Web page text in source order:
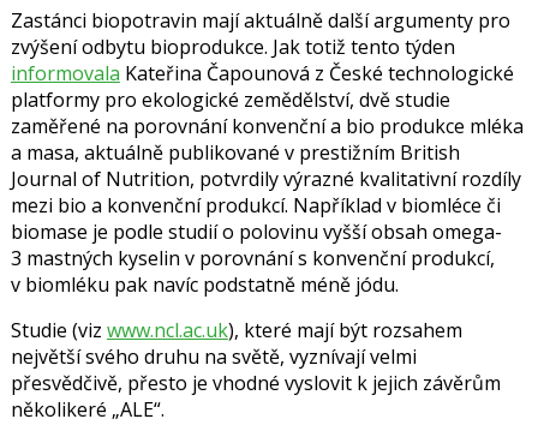
Zastánci biopotravin mají aktuálně další argumenty pro
zvýšení odbytu bioprodukce. Jak totiž tento týden
informovala Kateřina Čapounová z České technologické
platformy pro ekologické zemědělství, dvě studie
zaměřené na porovnání konvenční a bio produkce mléka
a masa, aktuálně publikované v prestižním British
Journal of Nutrition, potvrdily výrazné kvalitativní rozdíly
mezi bio a konvenční produkcí. Například v biomléce či
biomase je podle studií o polovinu vyšší obsah omega-
3 mastných kyselin v porovnání s konvenční produkcí,
v biomléku pak navíc podstatně méně jódu.
Studie (viz www.ncl.ac.uk), které mají být rozsahem
největší svého druhu na světě, vyznívají velmi
přesvědčivě, přesto je vhodné vyslovit k jejich závěrům
několikeré „ALE“.